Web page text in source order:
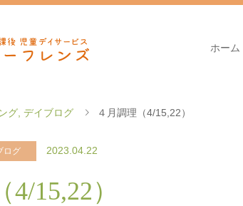
ホーム
グ デイブログ ４月調理（4/15,22）
ログ 2023.04.22
15,22）